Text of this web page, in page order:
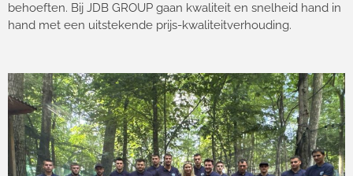
behoeften. Bij JDB GROUP gaan kwaliteit en snelheid hand in
hand met een uitstekende prijs-kwaliteitverhouding.